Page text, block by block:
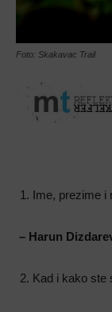
Foto: Skakavac Trail
Ime, prezime i
– Harun
Kad i kako ste